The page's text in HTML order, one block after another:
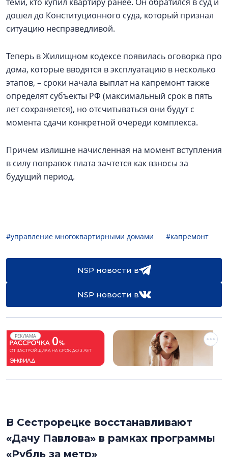
дошел до Конституционного суда, который признал
ситуацию несправедливой.
Теперь в Жилищном кодексе появилась оговорка про
дома, которые вводятся в эксплуатацию в несколько
этапов, – сроки начала выплат на капремонт также
определят субъекты РФ (максимальный срок в пять
лет сохраняется), но отсчитываться они будут с
момента сдачи конкретной очереди комплекса.
Причем излишне начисленная на момент вступления
в силу поправок плата зачтется как взносы за
будущий период.
#управление многоквартирными домами #капремонт
NSP новости в
NSP новости в
РЕКЛАМА
В Сестрорецке восстанавливают
«Дачу Павлова» в рамках программы
«Рубль за метр»